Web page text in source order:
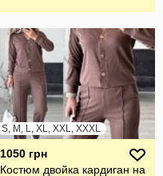
S, M, L, XL, XXL, XXXL
1050 грн
Костюм двойка кардиган на